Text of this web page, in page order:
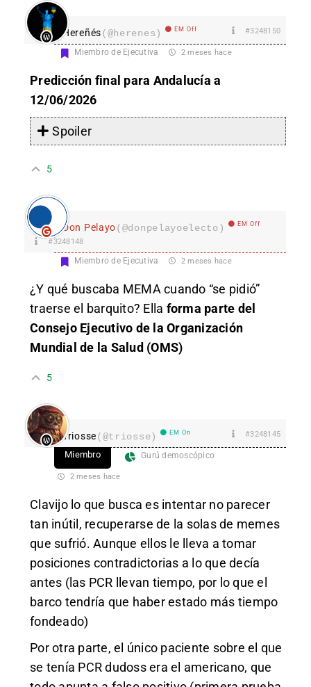
Hereñés(@herenes) EM Off #3248150
Miembro de Ejecutiva 2 meses hace
Predicción final para Andalucía a
12/06/2026
Spoiler
5
Don Pelayo(@donpelayoelecto) EM Off
#3248148
Miembro de Ejecutiva 2 meses hace
¿Y qué buscaba MEMA cuando “se pidió”
traerse el barquito? Ella forma parte del
Consejo Ejecutivo de la Organización
Mundial de la Salud (OMS)
5
Triosse(@triosse) EM On #3248145
Miembro Gurú demoscópico
2 meses hace
Clavijo lo que busca es intentar no parecer
tan inútil, recuperarse de la solas de memes
que sufrió. Aunque ellos le lleva a tomar
posiciones contradictorias a lo que decía
antes (las PCR llevan tiempo, por lo que el
barco tendría que haber estado más tiempo
fondeado)
Por otra parte, el único paciente sobre el que
se tenía PCR dudoss era el americano, que